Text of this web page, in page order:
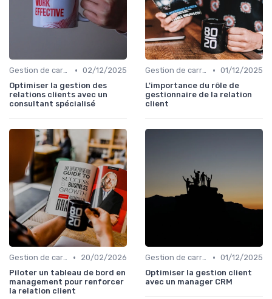
Gestion de carrière • 02/12/2025
Optimiser la gestion des
relations clients avec un
consultant spécialisé
Gestion de carrière • 01/12/2025
L'importance du rôle de
gestionnaire de la relation
client
Gestion de carrière •
20/02/2026
Piloter un tableau de bord en
management pour renforcer
la relation client
Gestion de carrière • 01/12/2025
Optimiser la gestion client
avec un manager CRM